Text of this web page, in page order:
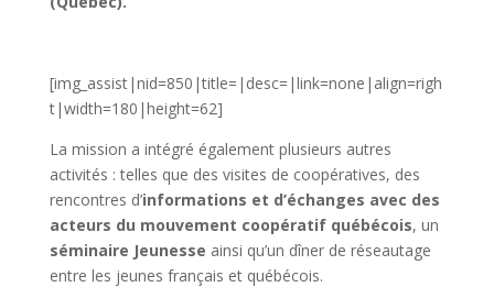
[img_assist|nid=850|title=|desc=|link=none|align=righ
t|width=180|height=62]
La mission a intégré également plusieurs autres
activités : telles que des visites de coopératives, des
rencontres d’informations et d’échanges avec des
acteurs du mouvement coopératif québécois, un
séminaire Jeunesse ainsi qu’un dîner de réseautage
entre les jeunes français et québécois.